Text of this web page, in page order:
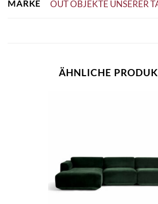
MARKE OUT OBJEKTE UNSERER
ÄHNLICHE